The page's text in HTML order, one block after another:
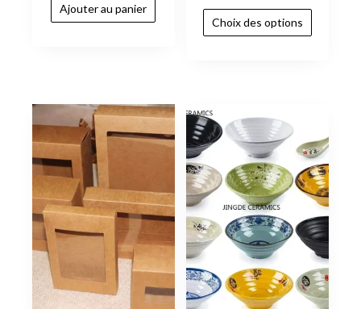
Ajouter au panier
Choix des options